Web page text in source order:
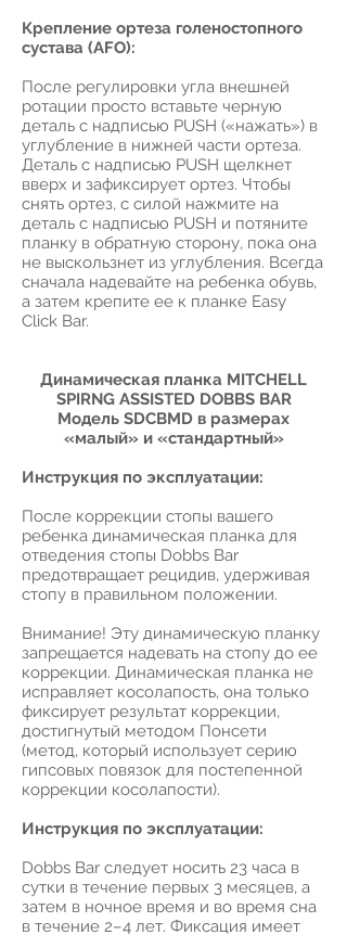
Крепление ортеза голеностопного
сустава (AFO):
После регулировки угла внешней
ротации просто вставьте черную
деталь с надписью PUSH («нажать») в
углубление в нижней части ортеза.
Деталь с надписью PUSH щелкнет
вверх и зафиксирует ортез. Чтобы
снять ортез, с силой нажмите на
деталь с надписью PUSH и потяните
планку в обратную сторону, пока она
не выскользнет из углубления. Всегда
сначала надевайте на ребенка обувь,
а затем крепите ее к планке Easy
Click Bar.
Динамическая планка MITCHELL
SPIRNG ASSISTED DOBBS BAR
Модель SDCBMD в размерах
«малый» и «стандартный»
Инструкция по эксплуатации:
После коррекции стопы вашего
ребенка динамическая планка для
отведения стопы Dobbs Bar
предотвращает рецидив, удерживая
стопу в правильном положении.
Внимание! Эту динамическую планку
запрещается надевать на стопу до ее
коррекции. Динамическая планка не
исправляет косолапость, она только
фиксирует результат коррекции,
достигнутый методом Понсети
(метод, который использует серию
гипсовых повязок для постепенной
коррекции косолапости).
Инструкция по эксплуатации:
Dobbs Bar следует носить 23 часа в
сутки в течение первых 3 месяцев, а
затем в ночное время и во время сна
в течение 2–4 лет. Фиксация имеет